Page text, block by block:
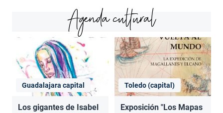
Agenda cultural
Guadalajara capital
Los gigantes de Isabel
Toledo (capital)
Exposición "Los Mapas